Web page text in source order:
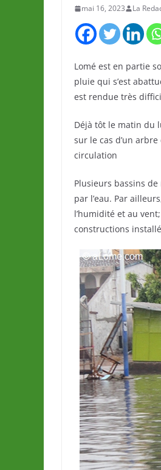
mai 16, 2023 La
Lomé est en partie
pluie qui s’est
est rendue très
Déjà tôt le matin du
sur le cas d’un
circulation
Plusieurs bassins
par l’eau. Par
l’humidité et au
constructions